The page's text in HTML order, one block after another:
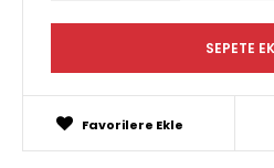
Favorilere Ekle